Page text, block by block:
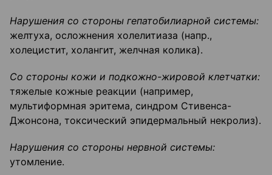
Нарушения со стороны гепатобилиарной системы:
желтуха, осложнения холелитиаза (напр.,
холецистит, холангит, желчная колика).
Со стороны кожи и подкожно-жировой клетчатки:
тяжелые кожные реакции (например,
мультиформная эритема, синдром Стивенса-
Джонсона, токсический эпидермальный некролиз).
Нарушения со стороны нервной системы:
утомление.